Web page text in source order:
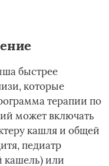
быстрее
которые
терапии по
может включать
кашля и общей
педиатр
кашель) или